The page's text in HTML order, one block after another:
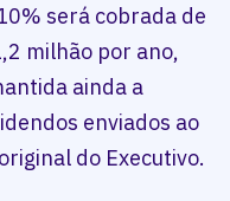
será cobrada de
milhão por ano,
ainda a
enviados ao
do Executivo.